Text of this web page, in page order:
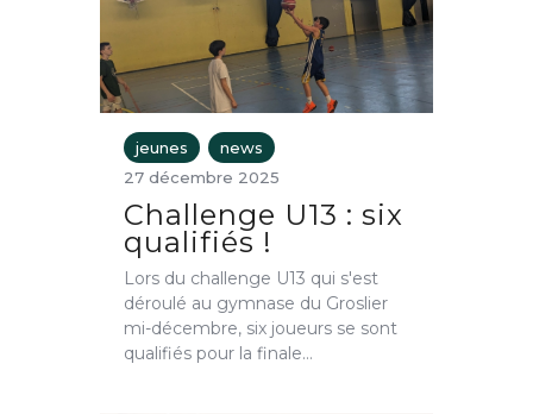
jeunes
news
27 décembre 2025
Challenge U13 : six
qualifiés !
Lors du challenge U13 qui s'est
déroulé au gymnase du Groslier
mi-décembre, six joueurs se sont
qualifiés pour la finale…